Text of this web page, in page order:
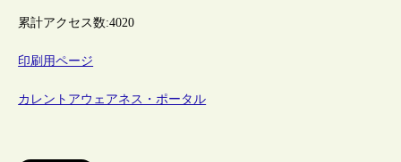
累計アクセス数:4020
印刷用ページ
カレントアウェアネス・ポータル